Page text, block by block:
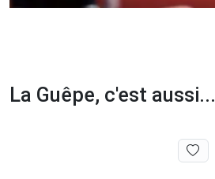
La Guêpe, c'est aussi...